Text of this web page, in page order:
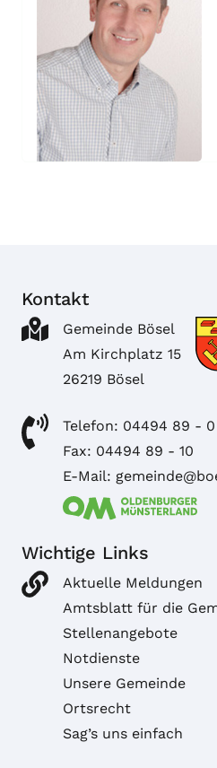
Kontakt
Gemeinde Bösel
Am Kirchplatz 15
26219 Bösel
Telefon: 04494 89 - 0
Fax: 04494 89 - 10
E-Mail:
Wichtige Links
Aktuelle Meldungen
Amtsblatt für die
Stellenangebote
Notdienste
Unsere Gemeinde
Ortsrecht
Sag’s uns einfach